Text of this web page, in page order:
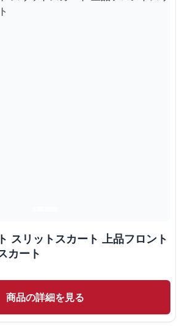
スリットスカート 上品フロント
カート
商品の詳細を見る